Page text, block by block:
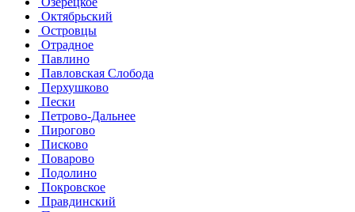
Октябрьский
Островцы
Отрадное
Павлино
Павловская Слобода
Перхушково
Пески
Петрово-Дальнее
Пирогово
Писково
Поварово
Подолино
Покровское
Правдинский